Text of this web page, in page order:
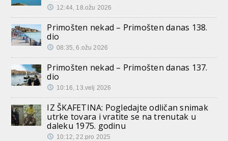
12:44, 18.ožu 2026
Primošten nekad – Primošten danas 138.
dio
08:35, 6.ožu 2026
Primošten nekad – Primošten danas 137.
dio
10:16, 13.velj 2026
IZ ŠKAFETINA: Pogledajte odličan snimak
utrke tovara i vratite se na trenutak u
daleku 1975. godinu
10:12, 22.pro 2025